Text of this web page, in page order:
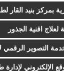
بمركز بنيد القار
اقنية الجذور
التصوير
الإلكتروني